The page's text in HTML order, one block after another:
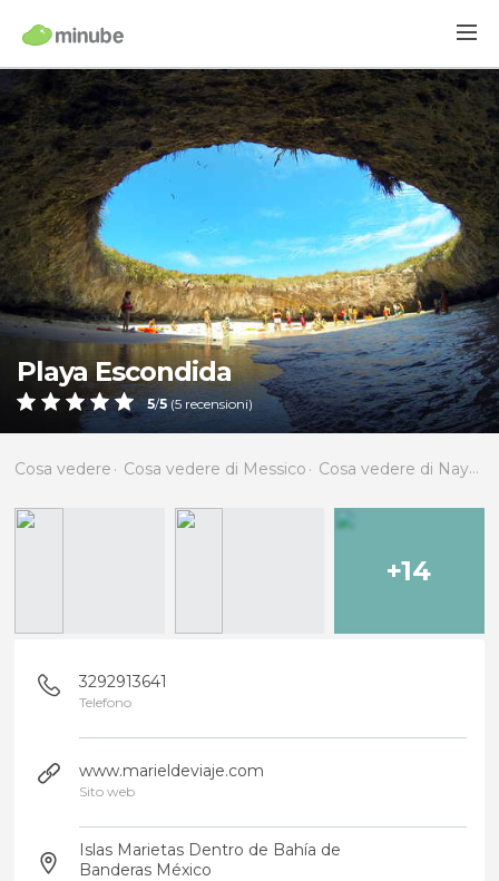
Playa Escondida
5/5 (5 recensioni)
Cosa vedere Cosa vedere di Messico Cosa vedere di Nayarit
+14
3292913641
Telefono
www.marieldeviaje.com
Sito web
Islas Marietas Dentro de Bahía de
Banderas México